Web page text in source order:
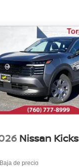
Nissan Kicks
Baja de precio